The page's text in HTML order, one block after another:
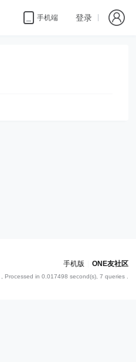
手机端 登录
手机版 ONE友社区
, Processed in 0.017498 second(s), 7 queries .